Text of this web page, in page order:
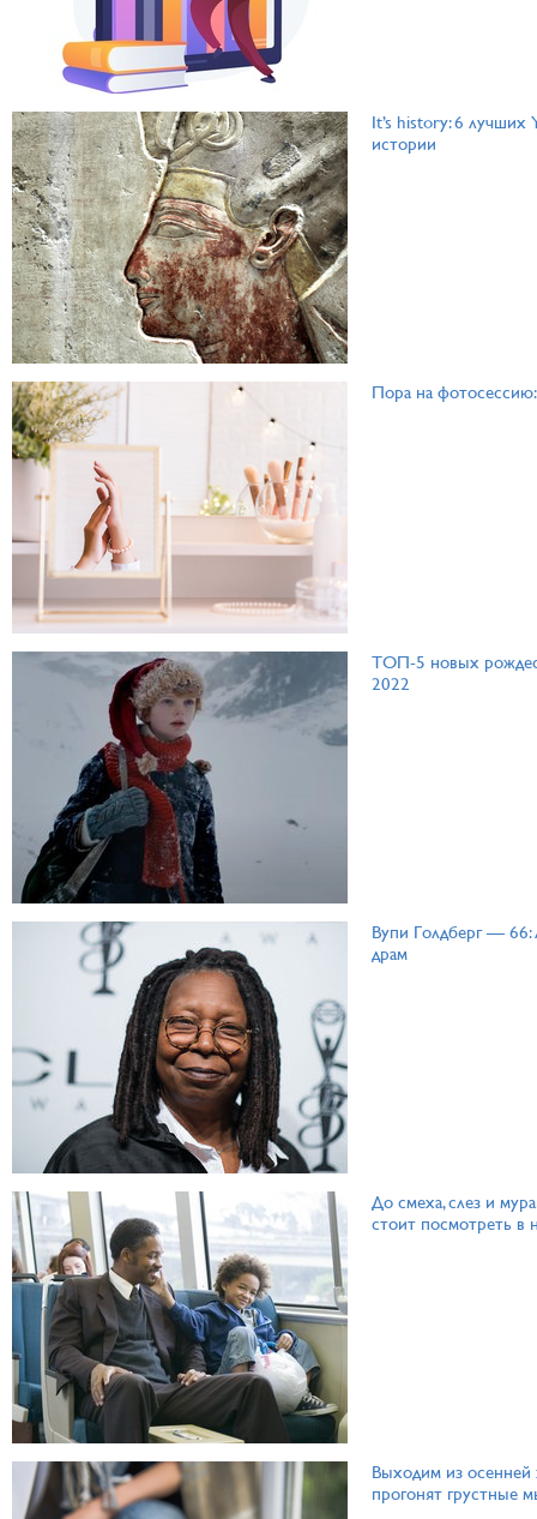
It’s history: 6 лучших
истории
Пора на
ТОП-5 новых
2022
Вупи Голдберг —
драм
До смеха, слез и
стоит посмотреть в
Выходим из осенней
прогонят грустные